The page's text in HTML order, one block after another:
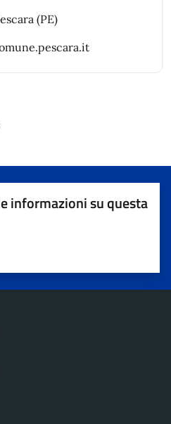
(PE)
informazioni su questa
su 5
su 5